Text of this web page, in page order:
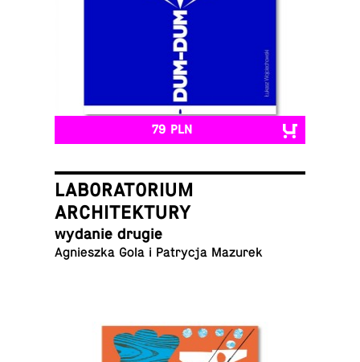
79 PLN
LABORATORIUM
ARCHITEKTURY
wydanie drugie
Ag­nieszka Gola i Pa­trycja Mazurek